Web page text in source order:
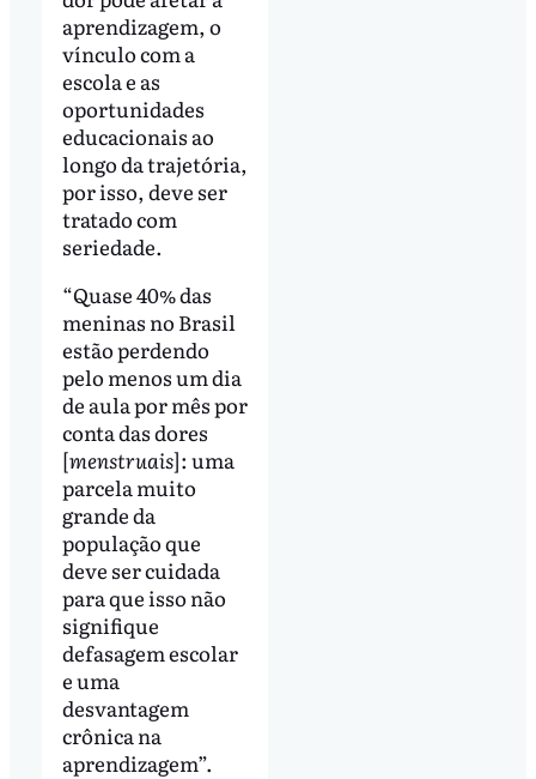
aprendizagem, o
vínculo com a
escola e as
oportunidades
educacionais ao
longo da trajetória,
por isso, deve ser
tratado com
seriedade.
“Quase 40% das
meninas no Brasil
estão perdendo
pelo menos um dia
de aula por mês por
conta das dores
[menstruais]: uma
parcela muito
grande da
população que
deve ser cuidada
para que isso não
signifique
defasagem escolar
e uma
desvantagem
crônica na
aprendizagem”.